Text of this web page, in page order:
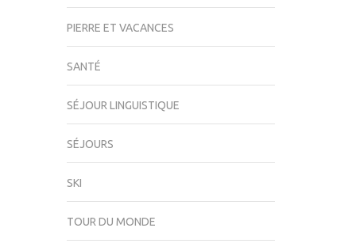
PIERRE ET VACANCES
SANTÉ
SÉJOUR LINGUISTIQUE
SÉJOURS
SKI
TOUR DU MONDE